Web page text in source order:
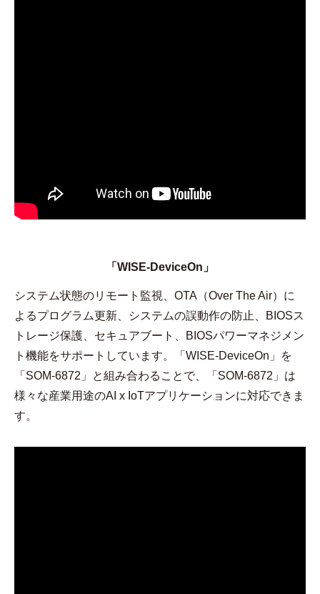
「WISE-DeviceOn」
システム状態のリモート監視、OTA（Over The Air）に
よるプログラム更新、システムの誤動作の防止、BIOSス
トレージ保護、セキュアブート、BIOSパワーマネジメン
ト機能をサポートしています。「WISE-DeviceOn」を
「SOM-6872」と組み合わることで、「SOM-6872」は
様々な産業用途のAI x IoTアプリケーションに対応できま
す。